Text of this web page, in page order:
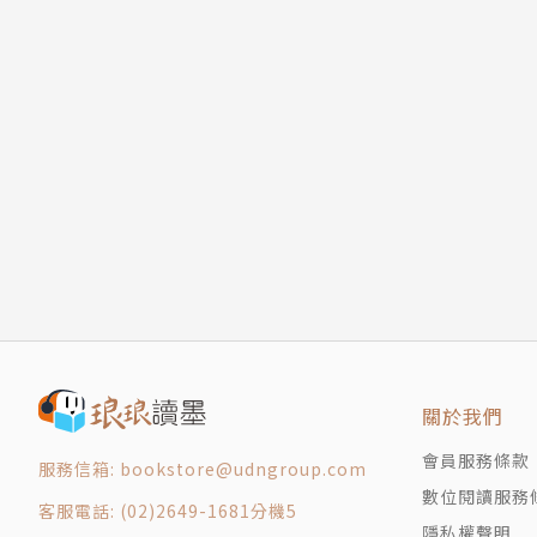
服務信箱: bookstore@udngroup.com
客服電話: (02)2649-1681分機5
關於我們
會員服務條款
數位閱讀服務